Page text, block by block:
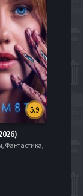
5.9
Фантастика,